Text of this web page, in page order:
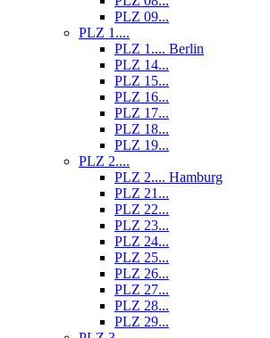
PLZ 09...
PLZ 1....
PLZ 1.... Berlin
PLZ 14...
PLZ 15...
PLZ 16...
PLZ 17...
PLZ 18...
PLZ 19...
PLZ 2....
PLZ 2.... Hamburg
PLZ 21...
PLZ 22...
PLZ 23...
PLZ 24...
PLZ 25...
PLZ 26...
PLZ 27...
PLZ 28...
PLZ 29...